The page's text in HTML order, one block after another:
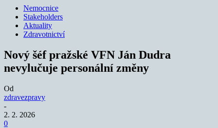
Nemocnice
Stakeholders
Aktuality
Zdravotnictví
Nový šéf pražské VFN Ján Dudra
nevylučuje personální změny
Od
zdravezpravy
-
2. 2. 2026
0